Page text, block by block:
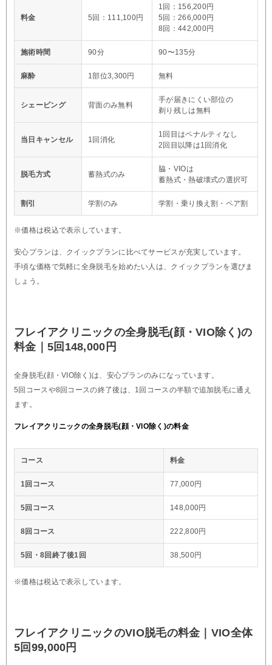
料金 5回：111,100円
1回：156,200円
5回：266,000円
8回：442,000円
施術時間 90分 90〜135分
麻酔 1部位3,300円 無料
シェービング 背面のみ無料
手が届きにくい部位の
剃り残しは無料
当日キャンセル 1回消化
1回目はペナルティなし
2回目以降は1回消化
脱毛方式 蓄熱式のみ
脇・VIOは
蓄熱式・熱破壊式の選択可
割引 学割のみ 学割・乗り換え割・ペア割
※価格は税込で表示しています。
安心プランは、クイックプランに比べてサービスが充実しています。
手頃な価格で気軽に全身脱毛を始めたい人は、クイックプランを選びま
しょう。
フレイアクリニックの全身脱毛(顔・VIO除く)の
料金｜5回148,000円
全身脱毛(顔・VIO除く)は、安心プランのみになっています。
5回コースや8回コースの終了後は、1回コースの半額で追加脱毛に通え
ます。
フレイアクリニックの全身脱毛(顔・VIO除く)の料金
コース 料金
1回コース 77,000円
5回コース 148,000円
8回コース 222,800円
5回・8回終了後1回 38,500円
※価格は税込で表示しています。
フレイアクリニックのVIO脱毛の料金｜VIO全体
5回99,000円